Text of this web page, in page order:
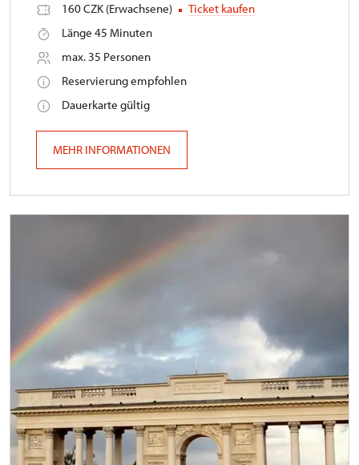
160 CZK (Erwachsene)
Ticket kaufen
Länge 45 Minuten
max. 35 Personen
Reservierung empfohlen
Dauerkarte gültig
MEHR INFORMATIONEN